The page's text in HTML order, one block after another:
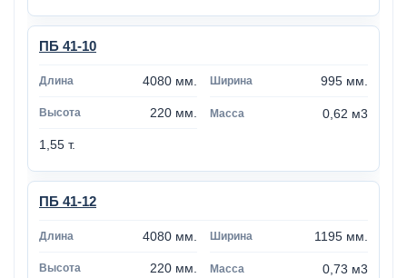
ПБ 41-10
4080 мм. 995 мм.
220 мм. 0,62 м3
1,55 т.
ПБ 41-12
4080 мм. 1195 мм.
220 мм. 0,73 м3